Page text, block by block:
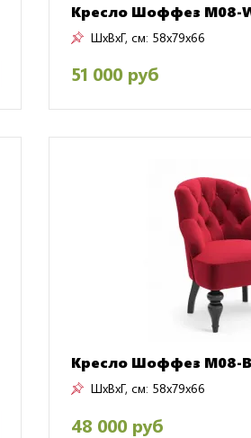
Кресло Шоффез M08-
ШxВxГ, см: 58x79x66
51 000 руб
Кресло Шоффез M08-
ШxВxГ, см: 58x79x66
48 000 руб